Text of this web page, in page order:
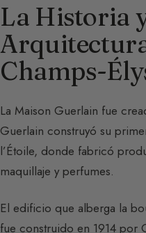
La Historia
Champs-
La Maison Guerlain fue
Guerlain construyó su
l’Étoile, donde fabricó
maquillaje y perfumes.
El edificio que alberga la
fue construido en 1914 por